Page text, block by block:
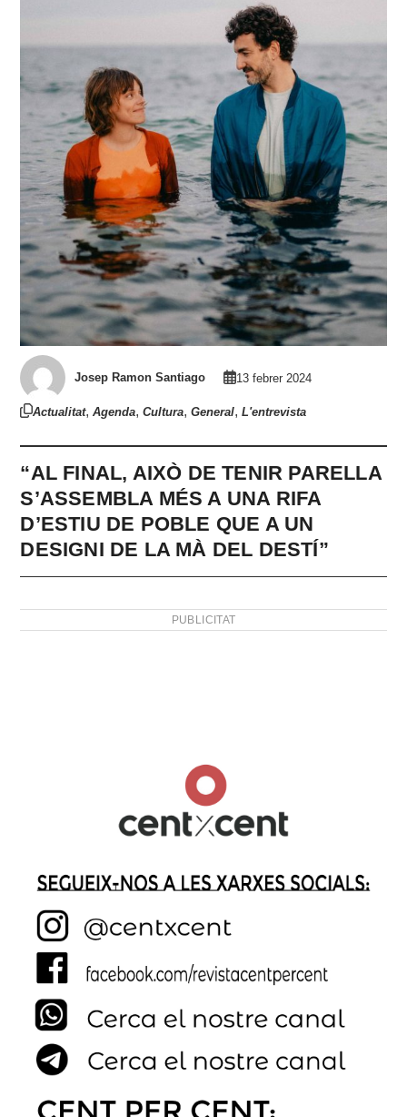
Josep Ramon Santiago 13 febrer 2024
Actualitat,Agenda,Cultura,General,L'entrevista
“AL FINAL, AIXÒ DE TENIR PARELLA
S’ASSEMBLA MÉS A UNA RIFA
D’ESTIU DE POBLE QUE A UN
DESIGNI DE LA MÀ DEL DESTÍ”
PUBLICITAT